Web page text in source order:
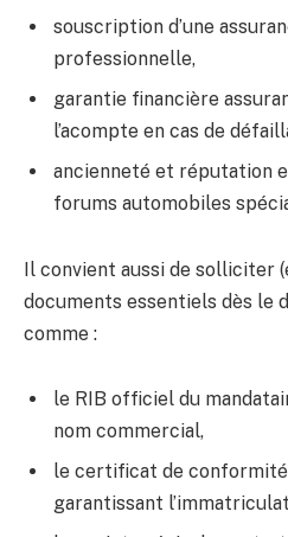
souscription d’une
professionnelle,
garantie financière
l’acompte en cas de
ancienneté et réputation
forums automobiles
Il convient aussi de solliciter
documents essentiels dès le
comme :
le RIB officiel du
nom commercial,
le certificat de conformité
garantissant